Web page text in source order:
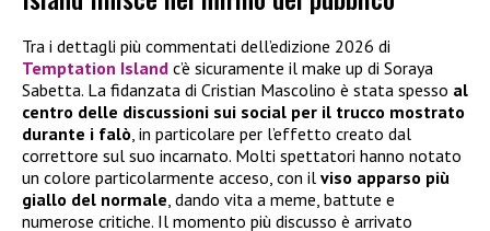
Tra i dettagli più commentati dell’edizione 2026 di
Temptation Island c’è sicuramente il make up di Soraya
Sabetta. La fidanzata di Cristian Mascolino è stata spesso al
centro delle discussioni sui social per il trucco mostrato
durante i falò, in particolare per l’effetto creato dal
correttore sul suo incarnato. Molti spettatori hanno notato
un colore particolarmente acceso, con il viso apparso più
giallo del normale, dando vita a meme, battute e
numerose critiche. Il momento più discusso è arrivato